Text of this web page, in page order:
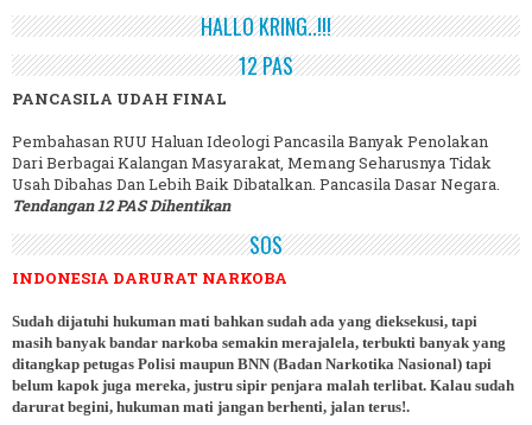
HALLO KRING..!!!
12 PAS
PANCASILA UDAH FINAL
Pembahasan RUU Haluan Ideologi Pancasila Banyak Penolakan
Dari Berbagai Kalangan Masyarakat, Memang Seharusnya Tidak
Usah Dibahas Dan Lebih Baik Dibatalkan. Pancasila Dasar Negara.
Tendangan 12 PAS Dihentikan
SOS
INDONESIA DARURAT NARKOBA
Sudah dijatuhi hukuman mati bahkan sudah ada yang dieksekusi, tapi
masih banyak bandar narkoba semakin merajalela, terbukti banyak yang
ditangkap petugas Polisi maupun BNN (Badan Narkotika Nasional) tapi
belum kapok juga mereka, justru sipir penjara malah terlibat. Kalau sudah
darurat begini, hukuman mati jangan berhenti, jalan terus!.